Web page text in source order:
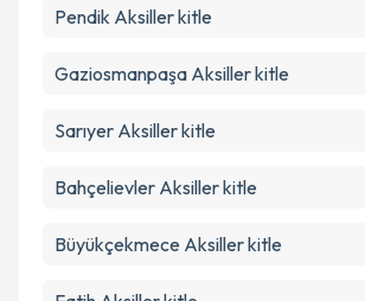
Pendik Aksiller kitle
Gaziosmanpaşa Aksiller kitle
Sarıyer Aksiller kitle
Bahçelievler Aksiller kitle
Büyükçekmece Aksiller kitle